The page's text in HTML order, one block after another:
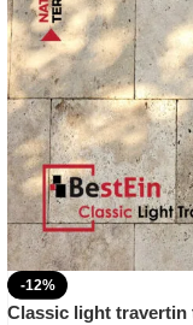
-12%
Classic light travertin